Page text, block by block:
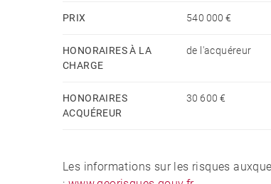
PRIX 540 000 €
HONORAIRES À LA
CHARGE
de l'acquéreur
HONORAIRES
ACQUÉREUR
30 600 €
Les informations sur les risques